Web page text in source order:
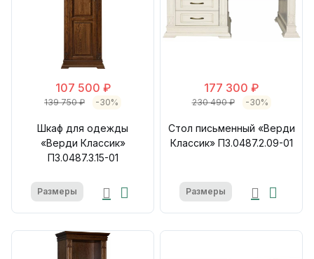
107 500 ₽
139 750 ₽ -30%
Шкаф для одежды
«Верди Классик»
П3.0487.3.15-01
Размеры
177 300 ₽
230 490 ₽ -30%
Стол письменный «Верди
Классик» П3.0487.2.09-01
Размеры